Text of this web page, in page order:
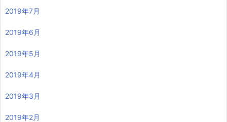
2019年7月
2019年6月
2019年5月
2019年4月
2019年3月
2019年2月